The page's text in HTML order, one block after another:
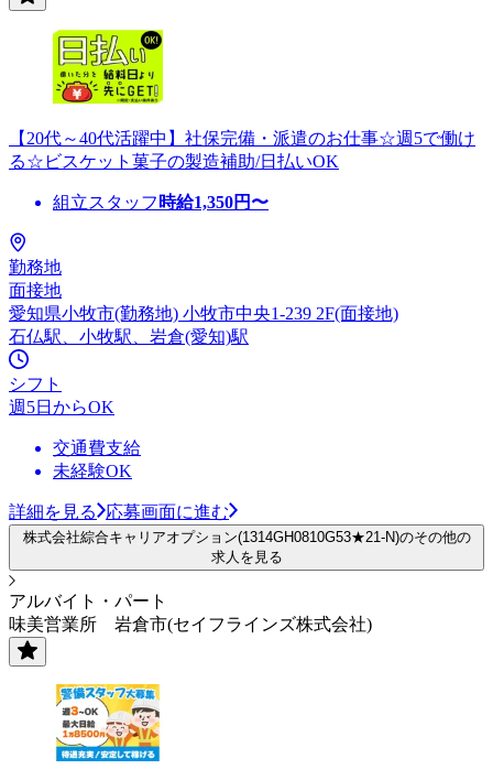
【20代～40代活躍中】社保完備・派遣のお仕事☆週5で働け
る☆ビスケット菓子の製造補助/日払いOK
組立スタッフ 時給1,350円〜
勤務地
面接地
愛知県小牧市(勤務地) 小牧市中央1-239 2F(面接地)
石仏駅、小牧駅、岩倉(愛知)駅
シフト
週5日からOK
交通費支給
未経験OK
詳細を見る 応募画面に進む
株式会社綜合キャリアオプション(1314GH0810G53★21-N)のその他の
求人を見る
アルバイト・パート
味美営業所 岩倉市(セイフラインズ株式会社)